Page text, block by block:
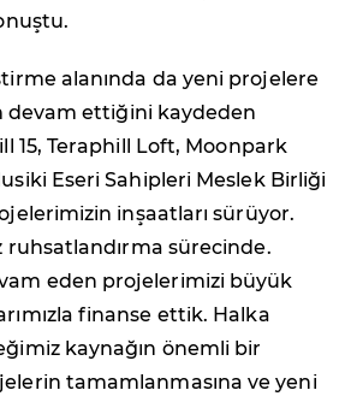
alanında da yeni projelere
devam ettiğini kaydeden
15, Teraphill Loft, Moonpark
Eseri Sahipleri Meslek Birliği
inşaatları sürüyor.
ruhsatlandırma sürecinde.
eden projelerimizi büyük
finanse ettik. Halka
kaynağın önemli bir
tamamlanmasına ve yeni